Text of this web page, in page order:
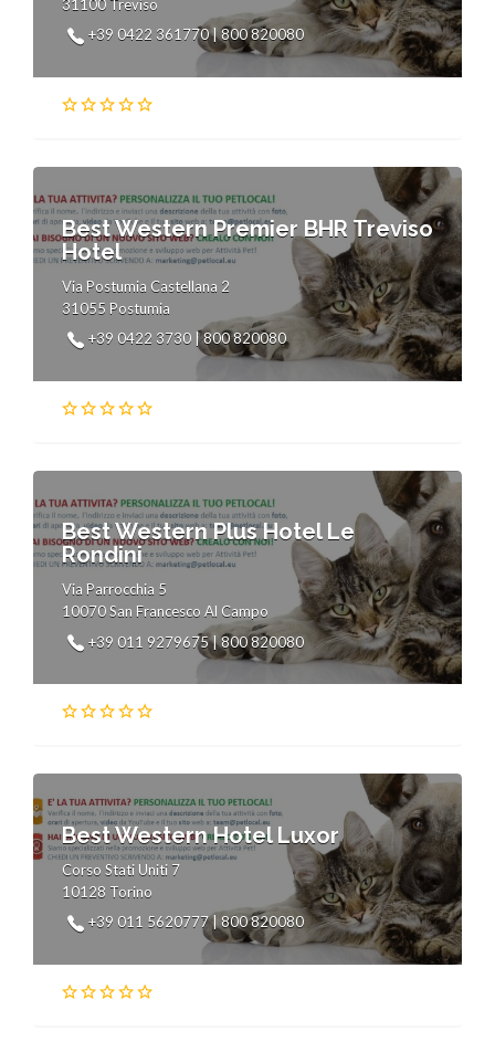
31100 Treviso
+39 0422 361770 | 800 820080
Best Western Premier BHR Treviso
Hotel
Via Postumia Castellana 2
31055 Postumia
+39 0422 3730 | 800 820080
Best Western Plus Hotel Le
Rondini
Via Parrocchia 5
10070 San Francesco Al Campo
+39 011 9279675 | 800 820080
Best Western Hotel Luxor
Corso Stati Uniti 7
10128 Torino
+39 011 5620777 | 800 820080